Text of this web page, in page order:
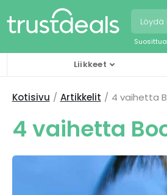
Liikkeet
Kotisivu Artikkelit 4 vaihetta
4 vaihetta